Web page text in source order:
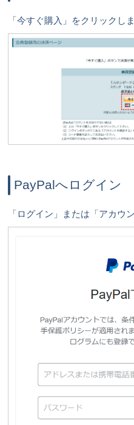
「今すぐ購入」をクリックしま
PayPalへログイン
「ログイン」または「アカウ